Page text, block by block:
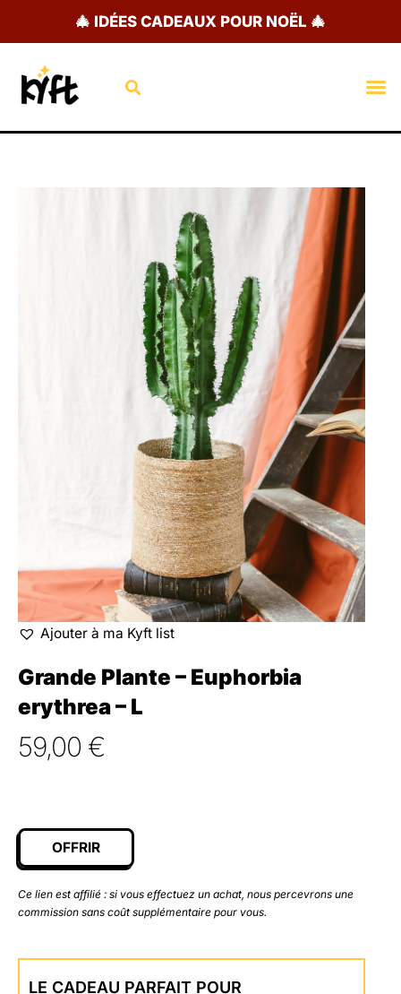
🎄 IDÉES CADEAUX POUR NOËL 🎄
Rechercher
Ajouter à ma Kyft list
Grande Plante – Euphorbia
erythrea – L
59,00 €
OFFRIR
Ce lien est affilié : si vous effectuez un achat, nous percevrons une
commission sans coût supplémentaire pour vous.
LE CADEAU PARFAIT POUR